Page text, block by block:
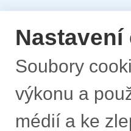
Soubory
výkonu a
médií a ke